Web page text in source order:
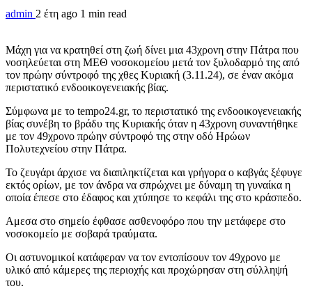
admin 2 έτη ago 1 min read
Μάχη για να κρατηθεί στη ζωή δίνει μια 43χρονη στην Πάτρα που
νοσηλεύεται στη ΜΕΘ νοσοκομείου μετά τον ξυλοδαρμό της από
τον πρώην σύντροφό της χθες Κυριακή (3.11.24), σε έναν ακόμα
περιστατικό ενδοοικογενειακής βίας.
Σύμφωνα με το tempo24.gr, το περιστατικό της ενδοοικογενειακής
βίας συνέβη το βράδυ της Κυριακής όταν η 43χρονη συναντήθηκε
με τον 49χρονο πρώην σύντροφό της στην οδό Ηρώων
Πολυτεχνείου στην Πάτρα.
Το ζευγάρι άρχισε να διαπληκτίζεται και γρήγορα ο καβγάς ξέφυγε
εκτός ορίων, με τον άνδρα να σπρώχνει με δύναμη τη γυναίκα η
οποία έπεσε στο έδαφος και χτύπησε το κεφάλι της στο κράσπεδο.
Αμεσα στο σημείο έφθασε ασθενοφόρο που την μετάφερε στο
νοσοκομείο με σοβαρά τραύματα.
Οι αστυνομικοί κατάφεραν να τον εντοπίσουν τον 49χρονο με
υλικό από κάμερες της περιοχής και προχώρησαν στη σύλληψή
του.